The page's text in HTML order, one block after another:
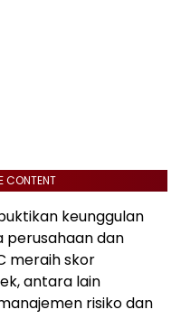
CONTENT
keunggulan
perusahaan dan
meraih skor
antara lain
risiko dan